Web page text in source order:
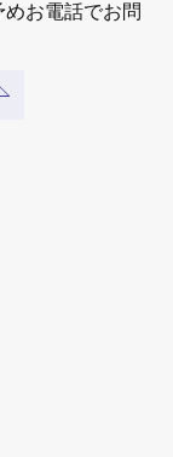
お電話でお問